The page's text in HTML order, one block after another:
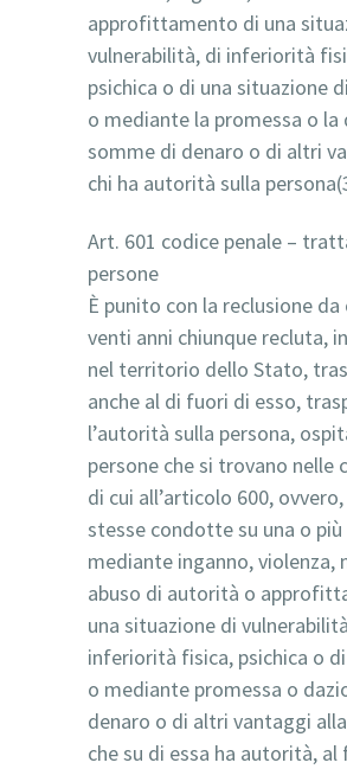
approfittamento di una
vulnerabilità, di inferiorità
psichica o di una situazione
o mediante la promessa o la
somme di denaro o di altri
chi ha autorità sulla
Art. 601 codice penale –
persone
È punito con la reclusione
venti anni chiunque recluta,
nel territorio dello Stato,
anche al di fuori di esso,
l’autorità sulla persona,
persone che si trovano nelle
di cui all’articolo 600,
stesse condotte su una o più
mediante inganno, violenza,
abuso di autorità o
una situazione di
inferiorità fisica, psichica o
o mediante promessa o
denaro o di altri vantaggi
che su di essa ha autorità, al